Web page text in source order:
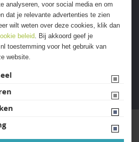
ALLE ERVARINGEN
ontwikkeld door Lined
analyseren, voor social media en om
dat je relevante advertenties te zien
wilt weten over deze cookies, klik dan
beleid. Bij akkoord geef je
toestemming voor het gebruik van
website.